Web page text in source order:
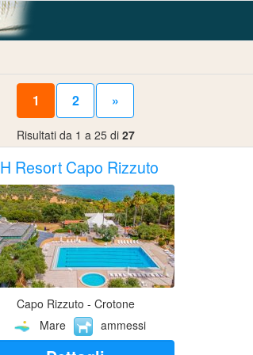
1 2 »
Risultati da 1 a 25 di 27
Resort Capo Rizzuto
Capo Rizzuto - Crotone
Mare
ammessi